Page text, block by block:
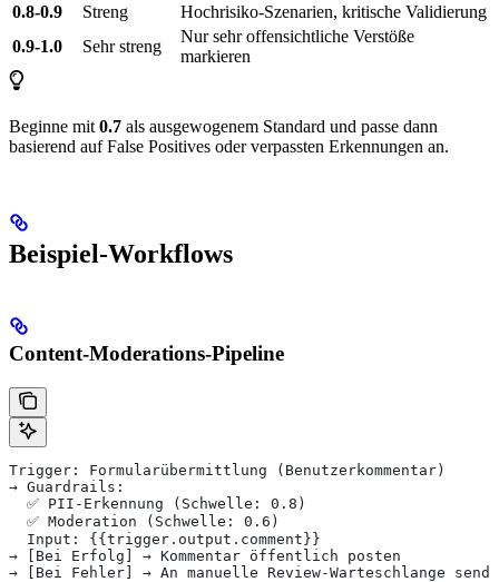
0.8-0.9 Streng
Hochrisiko-Szenarien, kritische Validierung
0.9-1.0
Sehr streng
Nur sehr offensichtliche Verstöße
markieren
Beginne mit 0.7 als ausgewogenem Standard und passe dann
basierend auf False Positives oder verpassten Erkennungen an.
Beispiel-Workflows
Content-Moderations-Pipeline
Trigger: Formularübermittlung (Benutzerkommentar)
→ Guardrails:
  ✅ PII-Erkennung (Schwelle: 0.8)
  ✅ Moderation (Schwelle: 0.6)
  Input: {{trigger.output.comment}}
→ [Bei Erfolg] → Kommentar öffentlich posten
→ [Bei Fehler] → An manuelle Review-Warteschlange